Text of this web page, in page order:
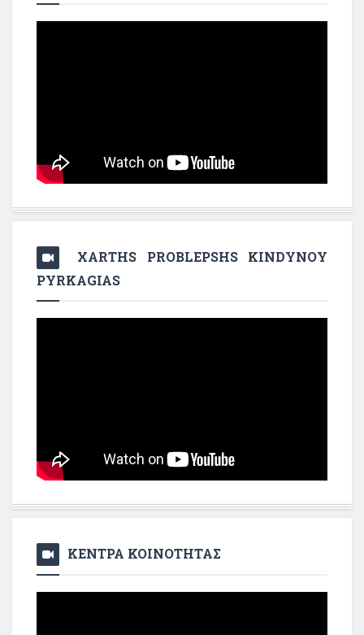
XARTHS PROBLEPSHS KINDYNOY
PYRKAGIAS
ΚΕΝΤΡΑ ΚΟΙΝΟΤΗΤΑΣ